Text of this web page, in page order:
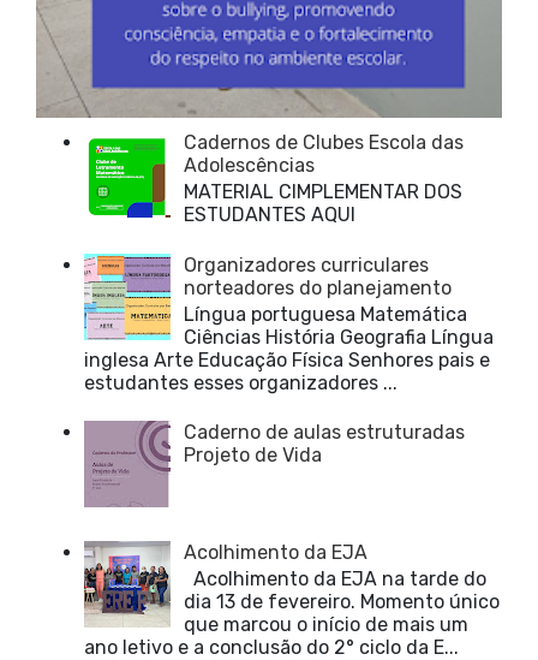
Cadernos de Clubes Escola das
Adolescências
MATERIAL CIMPLEMENTAR DOS
ESTUDANTES AQUI
Organizadores curriculares
norteadores do planejamento
Língua portuguesa Matemática
Ciências História Geografia Língua
inglesa Arte Educação Física Senhores pais e
estudantes esses organizadores ...
Caderno de aulas estruturadas
Projeto de Vida
Acolhimento da EJA
Acolhimento da EJA na tarde do
dia 13 de fevereiro. Momento único
que marcou o início de mais um
ano letivo e a conclusão do 2° ciclo da E...